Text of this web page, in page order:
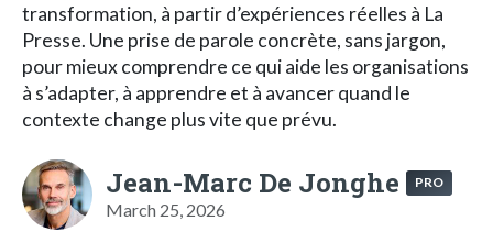
transformation, à partir d’expériences réelles à La
Presse. Une prise de parole concrète, sans jargon,
pour mieux comprendre ce qui aide les organisations
à s’adapter, à apprendre et à avancer quand le
contexte change plus vite que prévu.
Jean-Marc De Jonghe PRO
March 25, 2026